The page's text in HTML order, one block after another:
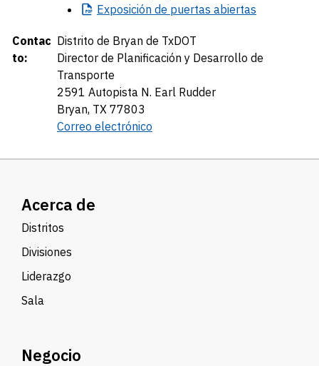
Exposición de puertas abiertas
Contac
to:
Distrito de Bryan de TxDOT
Director de Planificación y Desarrollo de
Transporte
2591 Autopista N. Earl Rudder
Bryan, TX 77803
Correo electrónico
Acerca de
Distritos
Divisiones
Liderazgo
Sala
Negocio